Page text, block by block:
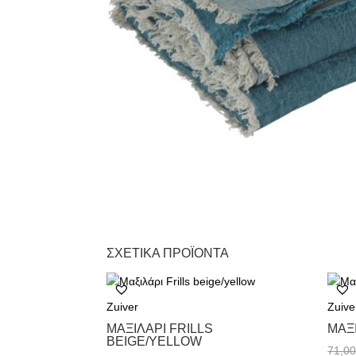
ΣΧΕΤΙΚΆ ΠΡΟΪΌΝΤΑ
Zuiver
ΜΑΞΙΛΆΡΙ FRILLS
BEIGE/YELLOW